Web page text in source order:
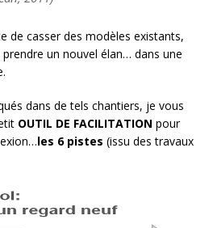
de casser des modèles existants,
un nouvel élan… dans une
dans de tels chantiers, je vous
OUTIL DE FACILITATION pour
les 6 pistes (issu des travaux